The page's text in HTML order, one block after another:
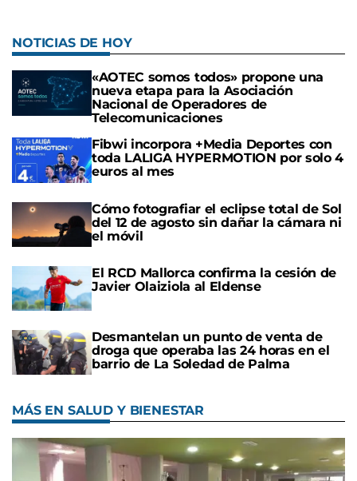
NOTICIAS DE HOY
«AOTEC somos todos» propone una
nueva etapa para la Asociación
Nacional de Operadores de
Telecomunicaciones
Fibwi incorpora +Media Deportes con
toda LALIGA HYPERMOTION por solo 4
euros al mes
Cómo fotografiar el eclipse total de Sol
del 12 de agosto sin dañar la cámara ni
el móvil
El RCD Mallorca confirma la cesión de
Javier Olaiziola al Eldense
Desmantelan un punto de venta de
droga que operaba las 24 horas en el
barrio de La Soledad de Palma
MÁS EN SALUD Y BIENESTAR